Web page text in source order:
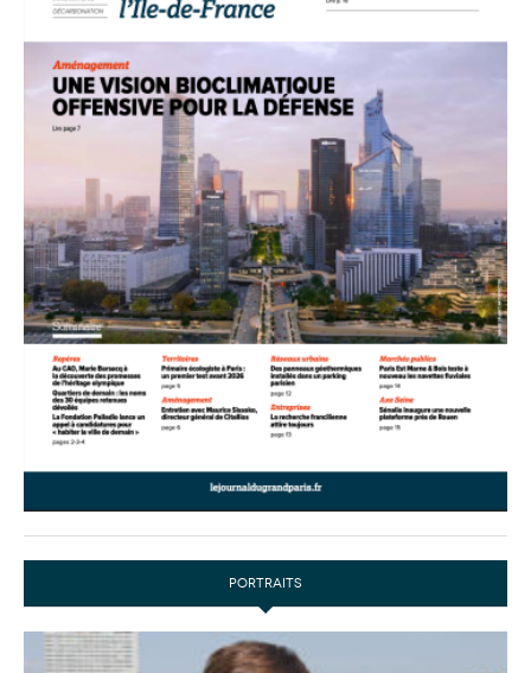
PORTRAITS